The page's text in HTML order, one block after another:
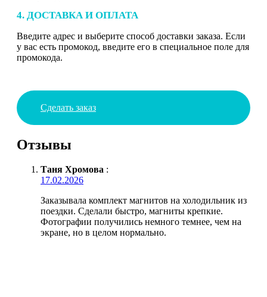
4. ДОСТАВКА И ОПЛАТА
Введите адрес и выберите способ доставки заказа. Если
у вас есть промокод, введите его в специальное поле для
промокода.
Сделать заказ
Отзывы
Таня Хромова :
17.02.2026
Заказывала комплект магнитов на холодильник из
поездки. Сделали быстро, магниты крепкие.
Фотографии получились немного темнее, чем на
экране, но в целом нормально.